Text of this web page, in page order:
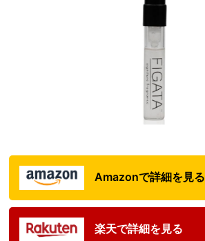
Amazonで詳細を見る
楽天で詳細を見る